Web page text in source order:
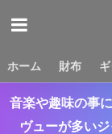
ホーム 財布
音楽や趣味の事
ヴューが多い